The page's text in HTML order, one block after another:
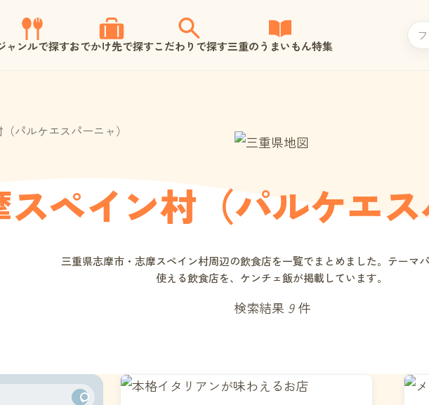
ャンルで探すおでかけ先で探すこだわりで探す三重のうまいもん特集
パルケエスパーニャ）
スペイン村（パルケエ
三重県志摩市・志摩スペイン村周辺の飲食店を一覧でまとめました。テーマ
使える飲食店を、ケンチェ飯が掲載しています。
検索結果 9件